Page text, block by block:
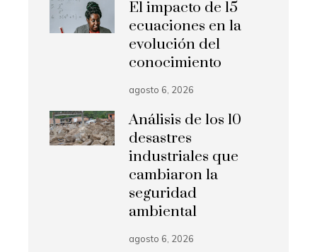
El impacto de 15
ecuaciones en la
evolución del
conocimiento
agosto 6, 2026
Análisis de los 10
desastres
industriales que
cambiaron la
seguridad
ambiental
agosto 6, 2026